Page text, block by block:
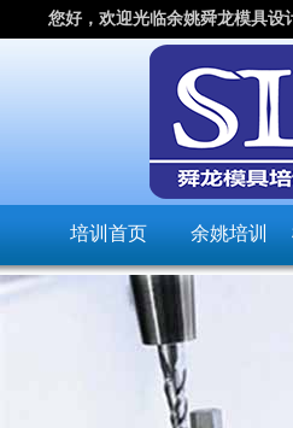
您好，欢迎光临余姚舜龙模具设
培训首页 余姚培训